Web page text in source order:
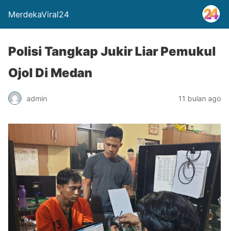
MerdekaViral24
Polisi Tangkap Jukir Liar Pemukul
Ojol Di Medan
admin 11 bulan ago